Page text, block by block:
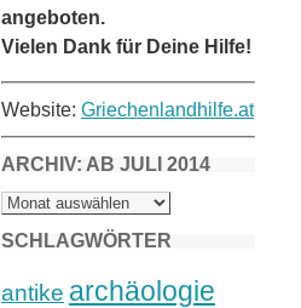
angeboten.
Vielen Dank für Deine Hilfe!
Website: Griechenlandhilfe.at
ARCHIV: AB JULI 2014
ARCHIV:
AB
2014
SCHLAGWÖRTER
antike archäologie